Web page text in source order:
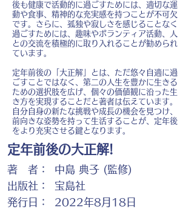
後も健康で活動的に過ごすためには、適切な運
動や食事、精神的な充実感を持つことが不可欠
です。さらに、孤独や寂しさを感じることなく
過ごすためには、趣味やボランティア活動、人
との交流を積極的に取り入れることが勧められ
ています。
定年前後の「大正解」とは、ただ悠々自適に過
ごすことではなく、第二の人生を豊かに生きる
ための選択肢を広げ、個々の価値観に沿った生
き方を実現することだと著者は伝えています。
自分自身の新たな挑戦や成長の機会を見つけ、
前向きな姿勢を持って生活することが、定年後
をより充実させる鍵となります。
定年前後の大正解!
著 者：
出版社：
発行日：
中島 典子 (監修)
宝島社
2022年8月18日